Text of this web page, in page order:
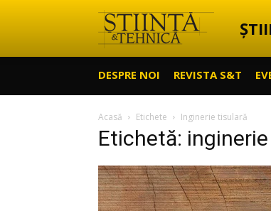
Știință
Tehnică
DESPRE NOI REVISTA S&T
Acasă Etichete Inginerie tisulară
Etichetă: